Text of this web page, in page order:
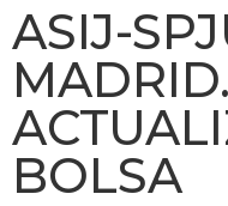
ASIJ-
BOLSA